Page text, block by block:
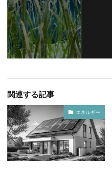
関連する記事
エネルギー